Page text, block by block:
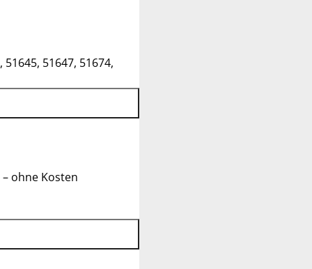
51645, 51647, 51674,
ohne Kosten